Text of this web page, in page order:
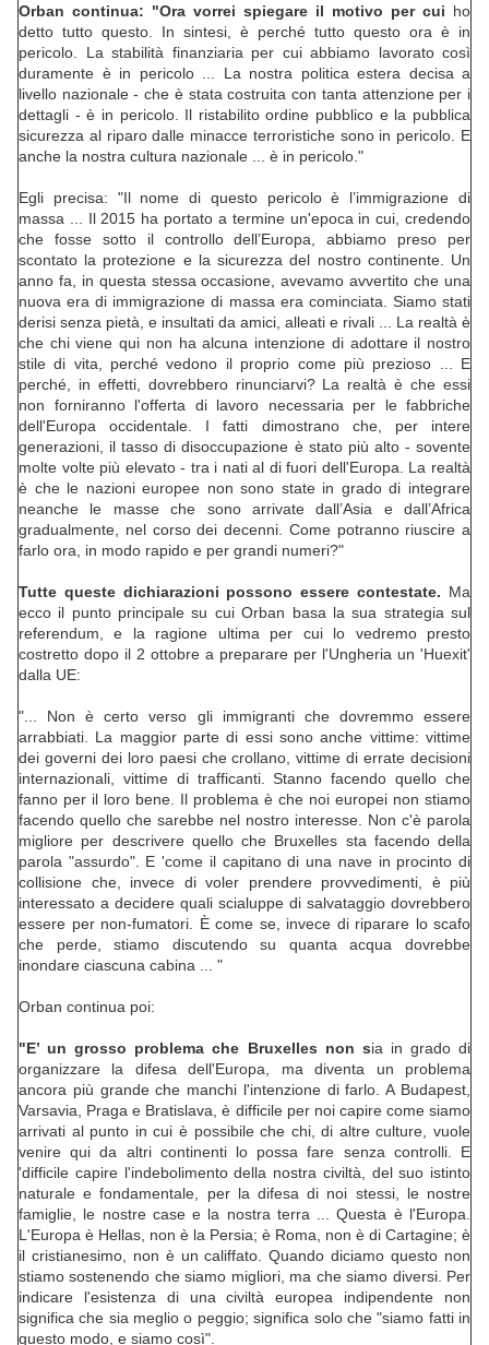
Orban continua: "Ora vorrei spiegare il motivo per cui ho
detto tutto questo. In sintesi, è perché tutto questo ora è in
pericolo. La stabilità finanziaria per cui abbiamo lavorato così
duramente è in pericolo ... La nostra politica estera decisa a
livello nazionale - che è stata costruita con tanta attenzione per i
dettagli - è in pericolo. Il ristabilito ordine pubblico e la pubblica
sicurezza al riparo dalle minacce terroristiche sono in pericolo. E
anche la nostra cultura nazionale ... è in pericolo."
Egli precisa: "Il nome di questo pericolo è l’immigrazione di
massa ... Il 2015 ha portato a termine un'epoca in cui, credendo
che fosse sotto il controllo dell’Europa, abbiamo preso per
scontato la protezione e la sicurezza del nostro continente. Un
anno fa, in questa stessa occasione, avevamo avvertito che una
nuova era di immigrazione di massa era cominciata. Siamo stati
derisi senza pietà, e insultati da amici, alleati e rivali ... La realtà è
che chi viene qui non ha alcuna intenzione di adottare il nostro
stile di vita, perché vedono il proprio come più prezioso ... E
perché, in effetti, dovrebbero rinunciarvi? La realtà è che essi
non forniranno l'offerta di lavoro necessaria per le fabbriche
dell'Europa occidentale. I fatti dimostrano che, per intere
generazioni, il tasso di disoccupazione è stato più alto - sovente
molte volte più elevato - tra i nati al di fuori dell'Europa. La realtà
è che le nazioni europee non sono state in grado di integrare
neanche le masse che sono arrivate dall’Asia e dall’Africa
gradualmente, nel corso dei decenni. Come potranno riuscire a
farlo ora, in modo rapido e per grandi numeri?"
Tutte queste dichiarazioni possono essere contestate. Ma
ecco il punto principale su cui Orban basa la sua strategia sul
referendum, e la ragione ultima per cui lo vedremo presto
costretto dopo il 2 ottobre a preparare per l'Ungheria un 'Huexit'
dalla UE:
"... Non è certo verso gli immigranti che dovremmo essere
arrabbiati. La maggior parte di essi sono anche vittime: vittime
dei governi dei loro paesi che crollano, vittime di errate decisioni
internazionali, vittime di trafficanti. Stanno facendo quello che
fanno per il loro bene. Il problema è che noi europei non stiamo
facendo quello che sarebbe nel nostro interesse. Non c'è parola
migliore per descrivere quello che Bruxelles sta facendo della
parola "assurdo". E 'come il capitano di una nave in procinto di
collisione che, invece di voler prendere provvedimenti, è più
interessato a decidere quali scialuppe di salvataggio dovrebbero
essere per non-fumatori. È come se, invece di riparare lo scafo
che perde, stiamo discutendo su quanta acqua dovrebbe
inondare ciascuna cabina ... "
Orban continua poi:
"E’ un grosso problema che Bruxelles non sia in grado di
organizzare la difesa dell'Europa, ma diventa un problema
ancora più grande che manchi l'intenzione di farlo. A Budapest,
Varsavia, Praga e Bratislava, è difficile per noi capire come siamo
arrivati al punto in cui è possibile che chi, di altre culture, vuole
venire qui da altri continenti lo possa fare senza controlli. E
'difficile capire l'indebolimento della nostra civiltà, del suo istinto
naturale e fondamentale, per la difesa di noi stessi, le nostre
famiglie, le nostre case e la nostra terra ... Questa è l'Europa.
L'Europa è Hellas, non è la Persia; è Roma, non è di Cartagine; è
il cristianesimo, non è un califfato. Quando diciamo questo non
stiamo sostenendo che siamo migliori, ma che siamo diversi. Per
indicare l'esistenza di una civiltà europea indipendente non
significa che sia meglio o peggio; significa solo che "siamo fatti in
questo modo, e siamo così".